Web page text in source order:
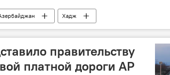
Хадж
Паломники
правительству
платной дороги АР